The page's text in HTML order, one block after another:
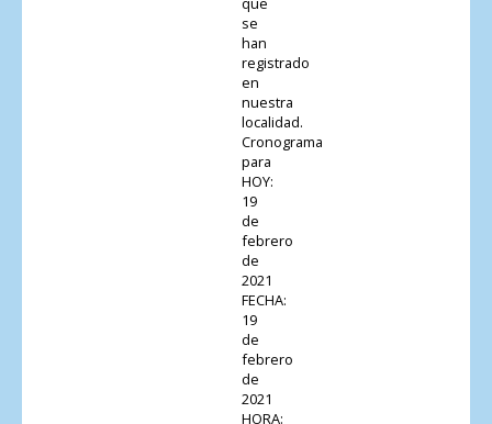
se
han
registrado
en
nuestra
localidad.
Cronograma
para
HOY:
19
de
febrero
de
2021
FECHA:
19
de
febrero
de
2021
HORA: